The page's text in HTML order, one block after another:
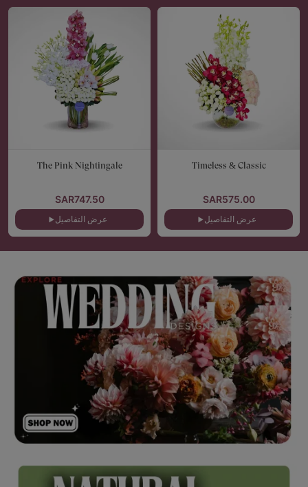
Timeless & Classic
SAR575.00
عرض التفاصيل
The Pink Nightingale
SAR747.50
عرض التفاصيل